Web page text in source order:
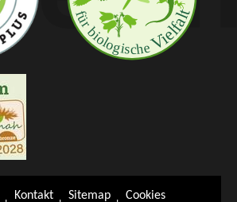
Kontakt Sitemap Cookies